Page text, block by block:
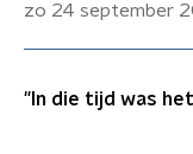
zo 24 september
"In die tijd was